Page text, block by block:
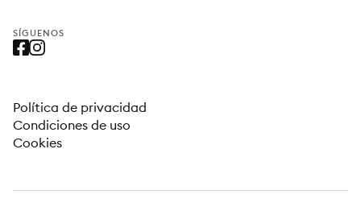
SÍGUENOS
Política de privacidad
Condiciones de uso
Cookies